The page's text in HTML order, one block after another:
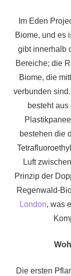
Im Eden
Biome, und es
gibt innerhalb
Bereiche; die
Biome, die
verbunden
besteht
bestehen die
Luft
Prinzip der
Regenwald-
London, was
Die ersten